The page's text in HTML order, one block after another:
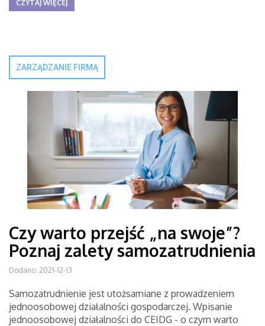
CZYTAJ WIĘCEJ
ZARZĄDZANIE FIRMĄ
Czy warto przejść „na swoje”?
Poznaj zalety samozatrudnienia
Dodano: 2021-12-13
Samozatrudnienie jest utożsamiane z prowadzeniem
jednoosobowej działalności gospodarczej. Wpisanie
jednoosobowej działalności do CEIDG - o czym warto